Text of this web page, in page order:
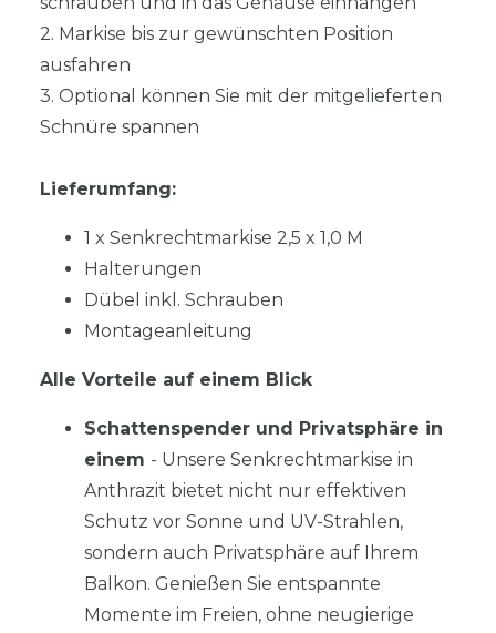
2. Markise bis zur gewünschten Position
ausfahren
3. Optional können Sie mit der mitgelieferten
Schnüre spannen
Lieferumfang:
1 x Senkrechtmarkise 2,5 x 1,0 M
Halterungen
Dübel inkl. Schrauben
Montageanleitung
Alle Vorteile auf einem Blick
Schattenspender und Privatsphäre in
einem - Unsere Senkrechtmarkise in
Anthrazit bietet nicht nur effektiven
Schutz vor Sonne und UV-Strahlen,
sondern auch Privatsphäre auf Ihrem
Balkon. Genießen Sie entspannte
Momente im Freien, ohne neugierige